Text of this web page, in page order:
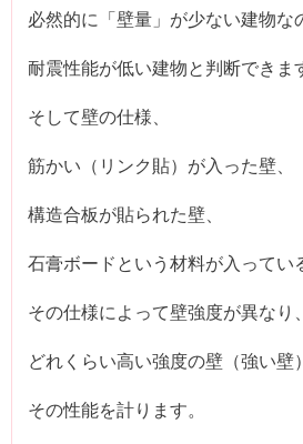
必然的に「壁量」が少ない建物な
耐震性能が低い建物と判断できま
そして壁の仕様、
筋かい（リンク貼）が入った壁、
構造合板が貼られた壁、
石膏ボードという材料が入ってい
その仕様によって壁強度が異なり、
どれくらい高い強度の壁（強い壁
その性能を計ります。